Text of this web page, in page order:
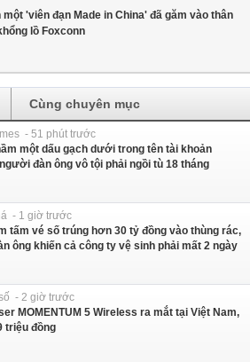
'viên đạn Made in China' đã găm vào thân
lồ Foxconn
Cùng chuyên mục
- 51 phút trước
một dấu gạch dưới trong tên tài khoản
đàn ông vô tội phải ngồi tù 18 tháng
- 1 giờ trước
tấm vé số trúng hơn 30 tỷ đồng vào thùng rác,
ông khiến cả công ty vệ sinh phải mất 2 ngày
- 2 giờ trước
MOMENTUM 5 Wireless ra mắt tại Việt Nam,
triệu đồng